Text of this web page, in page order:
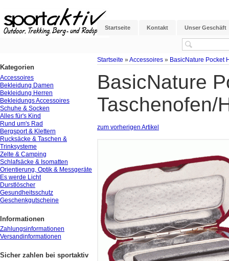
Startseite Kontakt Unser Geschäft
Startseite » Accessoires » BasicNature Pocket
BasicNature
Taschenofen/
zum vorherigen Artikel
Kategorien
Accessoires
Bekleidung Damen
Bekleidung Herren
Bekleidungs Accessoires
Schuhe & Socken
Alles für's Kind
Rund um's Rad
Bergsport & Klettern
Rucksäcke & Taschen &
Trinksysteme
Zelte & Camping
Schlafsäcke & Isomatten
Orientierung, Optik & Messgeräte
Es werde Licht
Durstlöscher
Gesundheitsschutz
Geschenkgutscheine
Informationen
Zahlungsinformationen
Versandinformationen
Sicher zahlen bei sportaktiv